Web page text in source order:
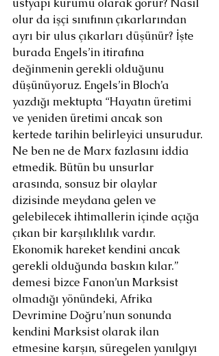
üstyapı kurumu olarak görür? Nasıl
olur da işçi sınıfının çıkarlarından
ayrı bir ulus çıkarları düşünür? İşte
burada Engels’in itirafına
değinmenin gerekli olduğunu
düşünüyoruz. Engels’in Bloch’a
yazdığı mektupta “Hayatın üretimi
ve yeniden üretimi ancak son
kertede tarihin belirleyici unsurudur.
Ne ben ne de Marx fazlasını iddia
etmedik. Bütün bu unsurlar
arasında, sonsuz bir olaylar
dizisinde meydana gelen ve
gelebilecek ihtimallerin içinde açığa
çıkan bir karşılıklılık vardır.
Ekonomik hareket kendini ancak
gerekli olduğunda baskın kılar.”
demesi bizce Fanon’un Marksist
olmadığı yönündeki, Afrika
Devrimine Doğru’nun sonunda
kendini Marksist olarak ilan
etmesine karşın, süregelen yanılgıyı